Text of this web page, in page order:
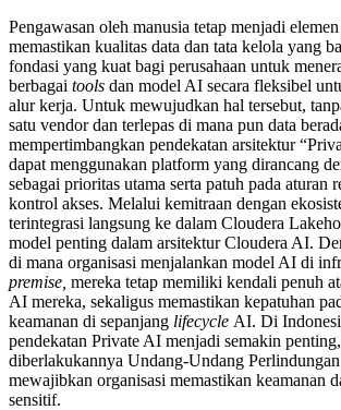
Pengawasan oleh manusia tetap menjadi
memastikan kualitas data dan tata kelola yang
fondasi yang kuat bagi perusahaan untuk
berbagai tools dan model AI secara fleksibel
alur kerja. Untuk mewujudkan hal tersebut,
satu vendor dan terlepas di mana pun data
mempertimbangkan pendekatan arsitektur
dapat menggunakan platform yang dirancang
sebagai prioritas utama serta patuh pada aturan
kontrol akses. Melalui kemitraan dengan
terintegrasi langsung ke dalam Cloudera
model penting dalam arsitektur Cloudera AI.
di mana organisasi menjalankan model AI di
premise, mereka tetap memiliki kendali penuh
AI mereka, sekaligus memastikan kepatuhan
keamanan di sepanjang lifecycle AI. Di
pendekatan Private AI menjadi semakin
diberlakukannya Undang-Undang
mewajibkan organisasi memastikan keamanan
sensitif.